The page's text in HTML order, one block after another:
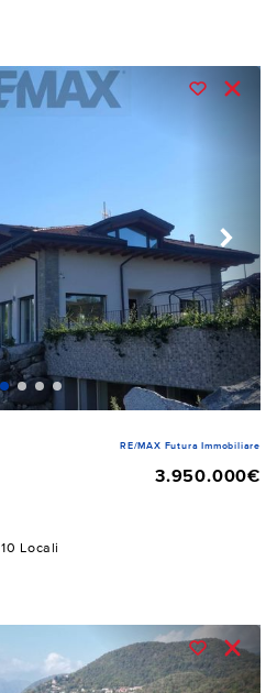
RE/MAX Futura Immobiliare
3.950.000€
10 Locali